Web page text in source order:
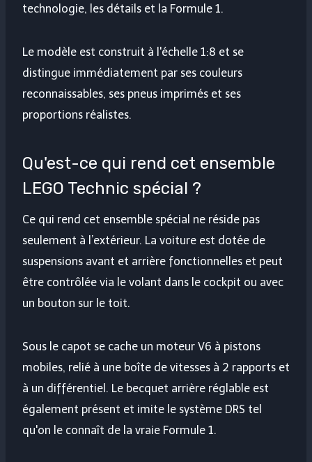
technologie, les détails et la Formule 1.
Le modèle est construit à l'échelle 1:8 et se
distingue immédiatement par ses couleurs
reconnaissables, ses pneus imprimés et ses
proportions réalistes.
Qu'est-ce qui rend cet ensemble
LEGO Technic spécial ?
Ce qui rend cet ensemble spécial ne réside pas
seulement à l’extérieur. La voiture est dotée de
suspensions avant et arrière fonctionnelles et peut
être contrôlée via le volant dans le cockpit ou avec
un bouton sur le toit.
Sous le capot se cache un moteur V6 à pistons
mobiles, relié à une boîte de vitesses à 2 rapports et
à un différentiel. Le becquet arrière réglable est
également présent et imite le système DRS tel
qu'on le connaît de la vraie Formule 1.